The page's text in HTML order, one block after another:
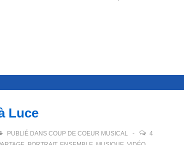
Luce
PUBLIÉ DANS COUP DE COEUR MUSICAL
4